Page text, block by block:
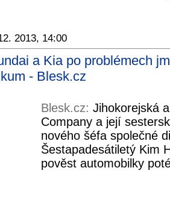
2013, 14:00
a Kia po problémech
- Blesk.cz
Blesk.cz: Jihokorejská
Company a její
nového šéfa společné
Šestapadesátiletý Kim
pověst automobilky